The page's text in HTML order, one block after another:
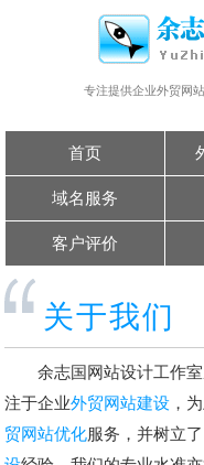
专注提供企业外贸网
首页
域名服务
客户评价
关于我们
余志国网站设计工作
注于企业外贸网站建设 ，
贸网站优化服务，并树立